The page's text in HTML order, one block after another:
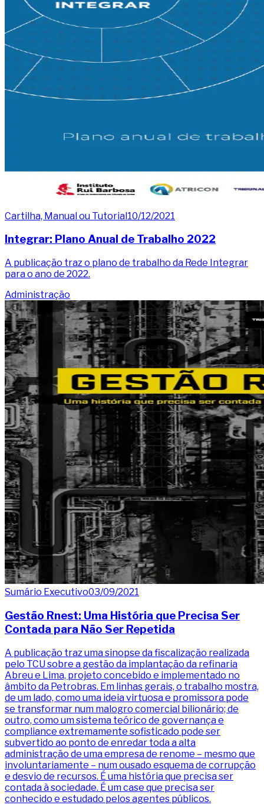
Cartilha, Manual ou Tutorial10/12/2021
Integrar: Plano Anual de Trabalho 2022
A publicação traz o plano de trabalho da Rede Integrar
para o ano de 2022.
Administração
Sumário Executivo03/09/2021
Gestão Rnest: Uma História que Precisa Ser
Contada para Não Ser Repetida
A publicação traz uma sinopse da fiscalização realizada
pelo TCU sobre a gestão da implantação da refinaria
Abreu e Lima, projeto concebido e implementado no
âmbito da Petrobras. Em linhas gerais, o trabalho mostra,
de um lado, como uma ideia virtuosa e promissora pode
se transformar num malogro comercial bilionário; de
outro, como um sistema teórico de governança e
compliance extremamente sofisticado pode ser
subvertido ao ponto de enredar toda a alta
administração de uma empresa de renome – mesmo que
involuntariamente – num ousado esquema de corrupção
e desvio de recursos. É uma história que precisa ser
contada à sociedade. É um case que precisa ser
conhecido e estudado pelos agentes públicos.